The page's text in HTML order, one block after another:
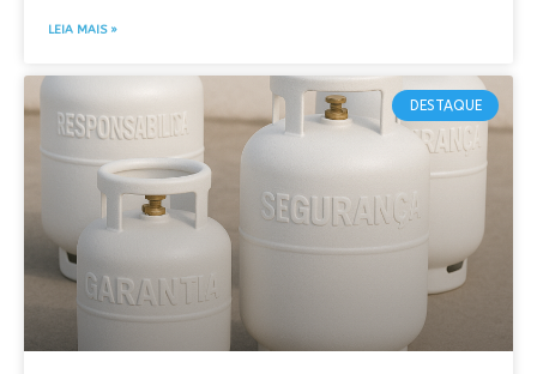
LEIA MAIS »
DESTAQUE